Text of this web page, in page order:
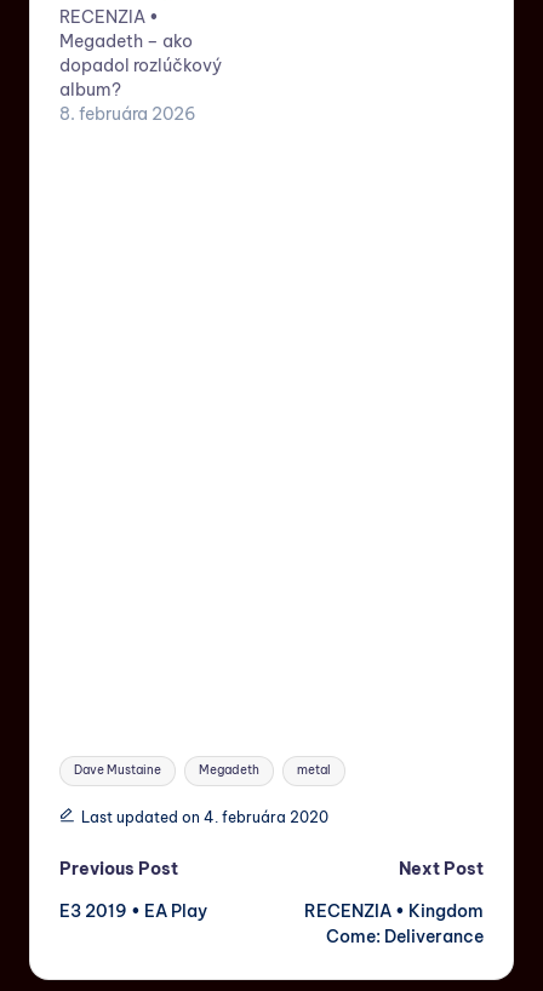
RECENZIA •
Megadeth – ako
dopadol rozlúčkový
album?
8. februára 2026
Dave Mustaine Megadeth metal
Last updated on 4. februára 2020
Previous Post
E3 2019 • EA Play
Next Post
RECENZIA • Kingdom
Come: Deliverance